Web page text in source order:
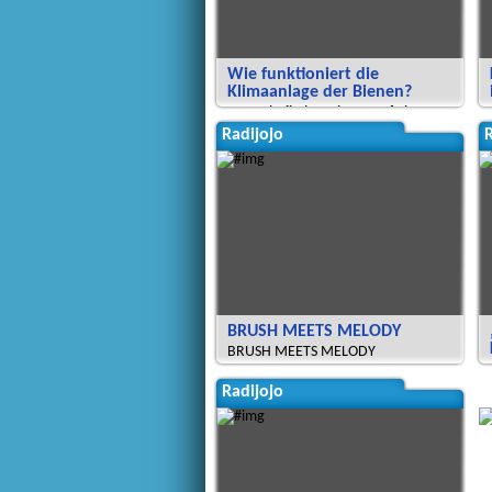
Wie funktioniert die
Klimaanlage der Bienen?
Heute befinden wir uns auf einer
Stippvisite im Himmelbeet
Radijojo
BRUSH MEETS MELODY
BRUSH MEETS MELODY
Radijojo